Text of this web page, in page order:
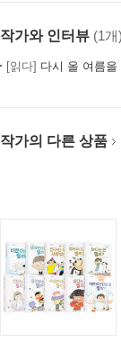
작가와 인터뷰 (1개)
[읽다] 다시 올 여름
작가의 다른 상품